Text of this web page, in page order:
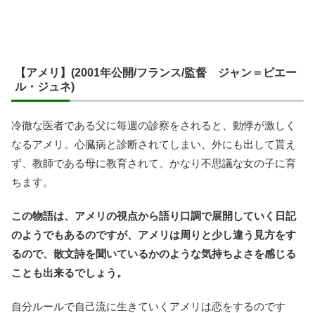
【アメリ】(2001年公開/フランス/監督 ジャン＝ピエー
ル・ジュネ)
冷徹な医者である父に毎週の診察をされると、動悸が激しく
なるアメリ。心臓病と診断されてしまい、外にも出して貰え
ず、教師である母に教育されて、かなり不思議な女の子に育
ちます。
この物語は、アメリの視点から語り口調で展開していく日記
のようでもあるのですが、アメリは周りと少し違う見方をす
るので、散文詩を聞いているかのような気持ちよさを感じる
ことも出来るでしょう。
自分ルールで自己流に生きていくアメリは恋をするのです